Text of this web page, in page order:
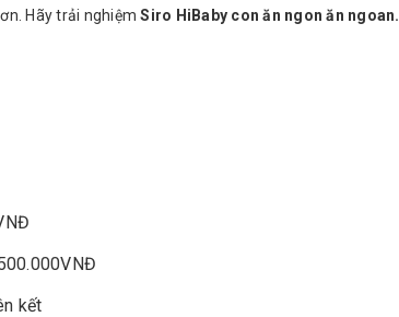
Hãy trải nghiệmSiro HiBaby con ăn ngon ăn ngoan.
kết